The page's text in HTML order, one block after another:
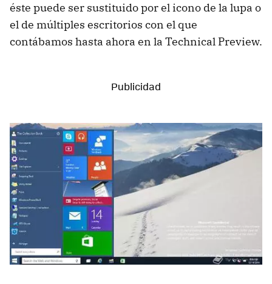
éste puede ser sustituido por el icono de la lupa o
el de múltiples escritorios con el que
contábamos hasta ahora en la Technical Preview.